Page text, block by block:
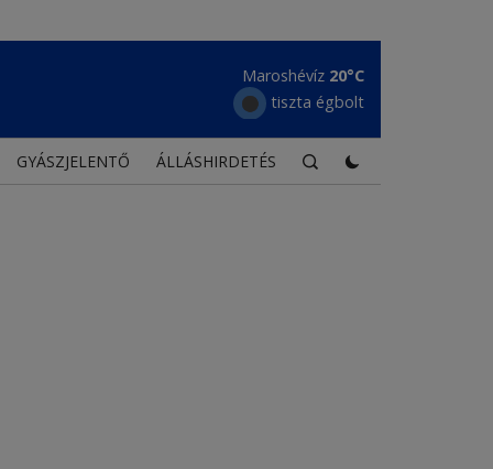
Borszék 16°C
tiszta égbolt
GYÁSZJELENTŐ ÁLLÁSHIRDETÉS